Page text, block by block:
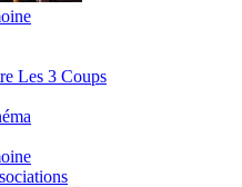
Les 3 Coups